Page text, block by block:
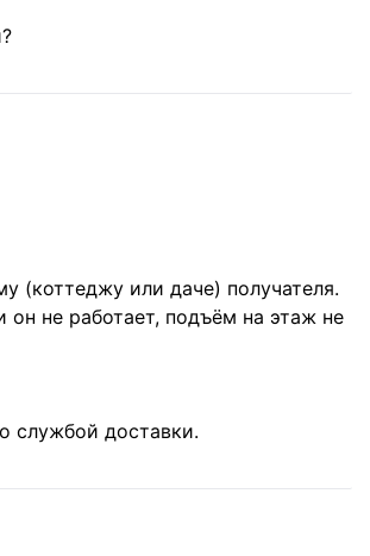
(коттеджу или даче) получателя.
не работает, подъём на этаж не
службой доставки.